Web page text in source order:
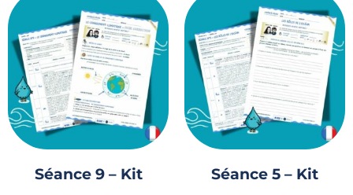
Séance 9 – Kit
Séance 5 – Kit